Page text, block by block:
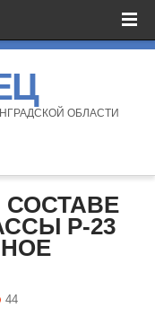
ОБЛАСТИ
СОСТАВЕ
Р-23
44